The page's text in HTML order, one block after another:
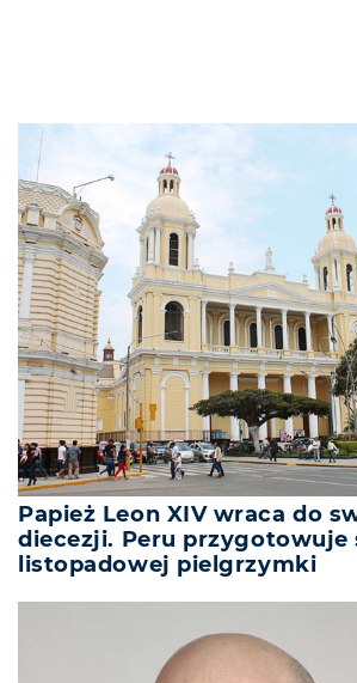
Papież Leon XIV wraca do
diecezji. Peru przygotowuje
listopadowej pielgrzymki